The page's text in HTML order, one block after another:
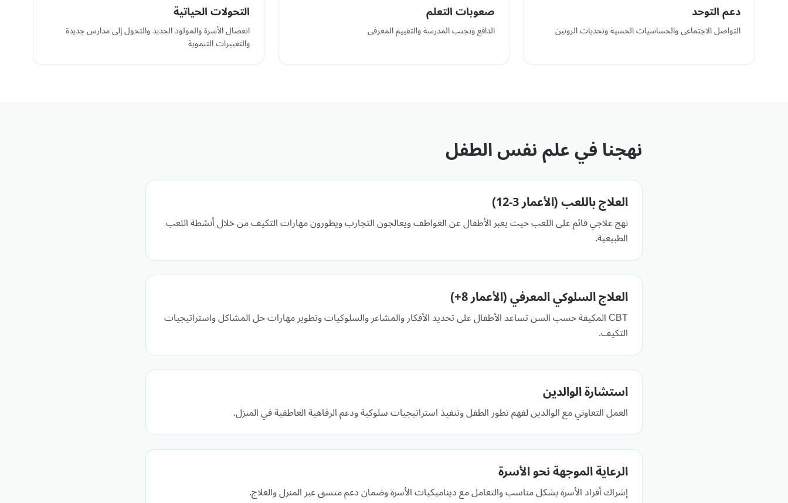
دعم التوحد
التواصل الاجتماعي والحساسيات الحسية وتحديات الروتين
صعوبات التعلم
الدافع وتجنب المدرسة والتقييم المعرفي
التحولات الحياتية
انفصال الأسرة والمولود الجديد والتحول إلى مدارس جديدة
والتغييرات التنموية
نهجنا في علم نفس الطفل
العلاج باللعب (الأعمار 3-12)
نهج علاجي قائم على اللعب حيث يعبر الأطفال عن العواطف ويعالجون التجارب ويطورون مهارات التكيف من خلال أنشطة اللعب
الطبيعية.
العلاج السلوكي المعرفي (الأعمار 8+)
CBT المكيفة حسب السن تساعد الأطفال على تحديد الأفكار والمشاعر والسلوكيات وتطوير مهارات حل المشاكل واستراتيجيات
التكيف.
استشارة الوالدين
العمل التعاوني مع الوالدين لفهم تطور الطفل وتنفيذ استراتيجيات سلوكية ودعم الرفاهية العاطفية في المنزل.
الرعاية الموجهة نحو الأسرة
إشراك أفراد الأسرة بشكل مناسب والتعامل مع ديناميكيات الأسرة وضمان دعم متسق عبر المنزل والعلاج.